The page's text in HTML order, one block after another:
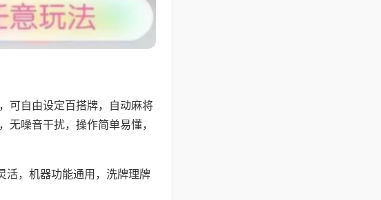
可自由设定百搭牌，自动麻将
噪音干扰，操作简单易懂，
活，机器功能通用，洗牌理牌